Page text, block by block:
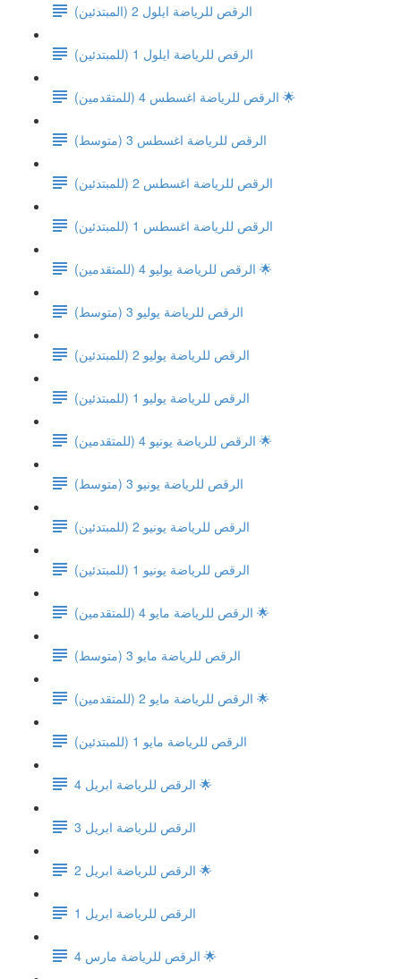
(الرقص للرياضة ايلول 2 (المبتدئين
(الرقص للرياضة ايلول 1 (للمبتدئين
الرقص للرياضة اغسطس 4 (للمتقدمين) 🌟
الرقص للرياضة اغسطس 3 (متوسط)
(الرقص للرياضة اغسطس 2 (للمبتدئين
(الرقص للرياضة اغسطس 1 (للمبتدئين
الرقص للرياضة يوليو 4 (للمتقدمين) 🌟
الرقص للرياضة يوليو 3 (متوسط)
الرقص للرياضة يوليو 2 (للمبتدئين)
الرقص للرياضة يوليو 1 (للمبتدئين)
الرقص للرياضة يونيو 4 (للمتقدمين) 🌟
الرقص للرياضة يونيو 3 (متوسط)
الرقص للرياضة يونيو 2 (للمبتدئين)
الرقص للرياضة يونيو 1 (للمبتدئين)
الرقص للرياضة مايو 4 (للمتقدمين) 🌟
الرقص للرياضة مايو 3 (متوسط)
الرقص للرياضة مايو 2 (للمتقدمين) 🌟
الرقص للرياضة مايو 1 (للمبتدئين)
الرقص للرياضة ابريل 4 🌟
الرقص للرياضة ابريل 3
الرقص للرياضة ابريل 2 🌟
الرقص للرياضة ابريل 1
الرقص للرياضة مارس 4 🌟